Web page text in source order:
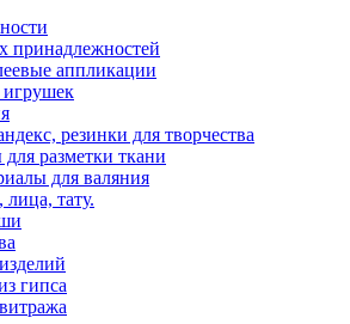
принадлежностей
аппликации
игрушек
резинки для творчества
разметки ткани
для валяния
тату.
гипса